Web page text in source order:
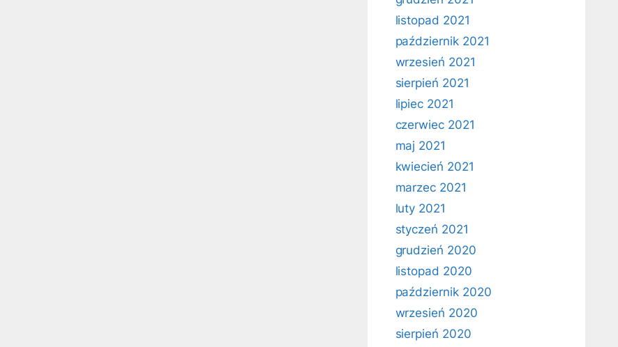
listopad 2021
październik 2021
wrzesień 2021
sierpień 2021
lipiec 2021
czerwiec 2021
maj 2021
kwiecień 2021
marzec 2021
luty 2021
styczeń 2021
grudzień 2020
listopad 2020
październik 2020
wrzesień 2020
sierpień 2020